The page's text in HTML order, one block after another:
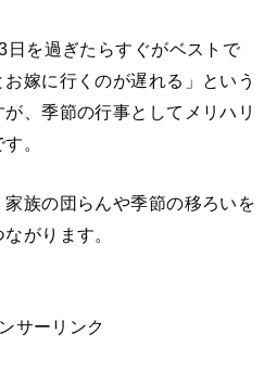
日を過ぎたらすぐがベストで
嫁に行くのが遅れる」という
、季節の行事としてメリハリ
。
族の団らんや季節の移ろいを
がります。
サーリンク